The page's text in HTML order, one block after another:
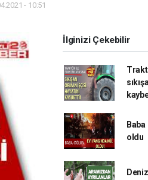
- 10:51
İlginizi Çekebilir
oldu